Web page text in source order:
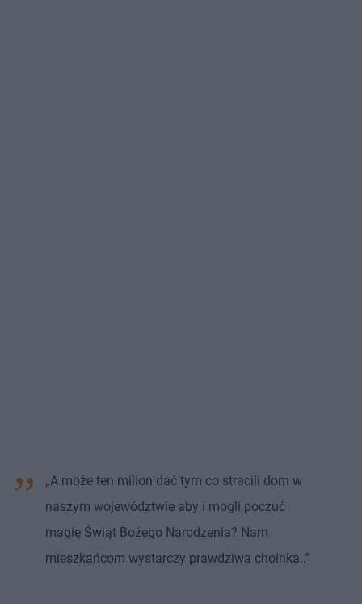
„A może ten milion dać tym co stracili dom w
naszym województwie aby i mogli poczuć
magię Świąt Bożego Narodzenia? Nam
mieszkańcom wystarczy prawdziwa choinka..”